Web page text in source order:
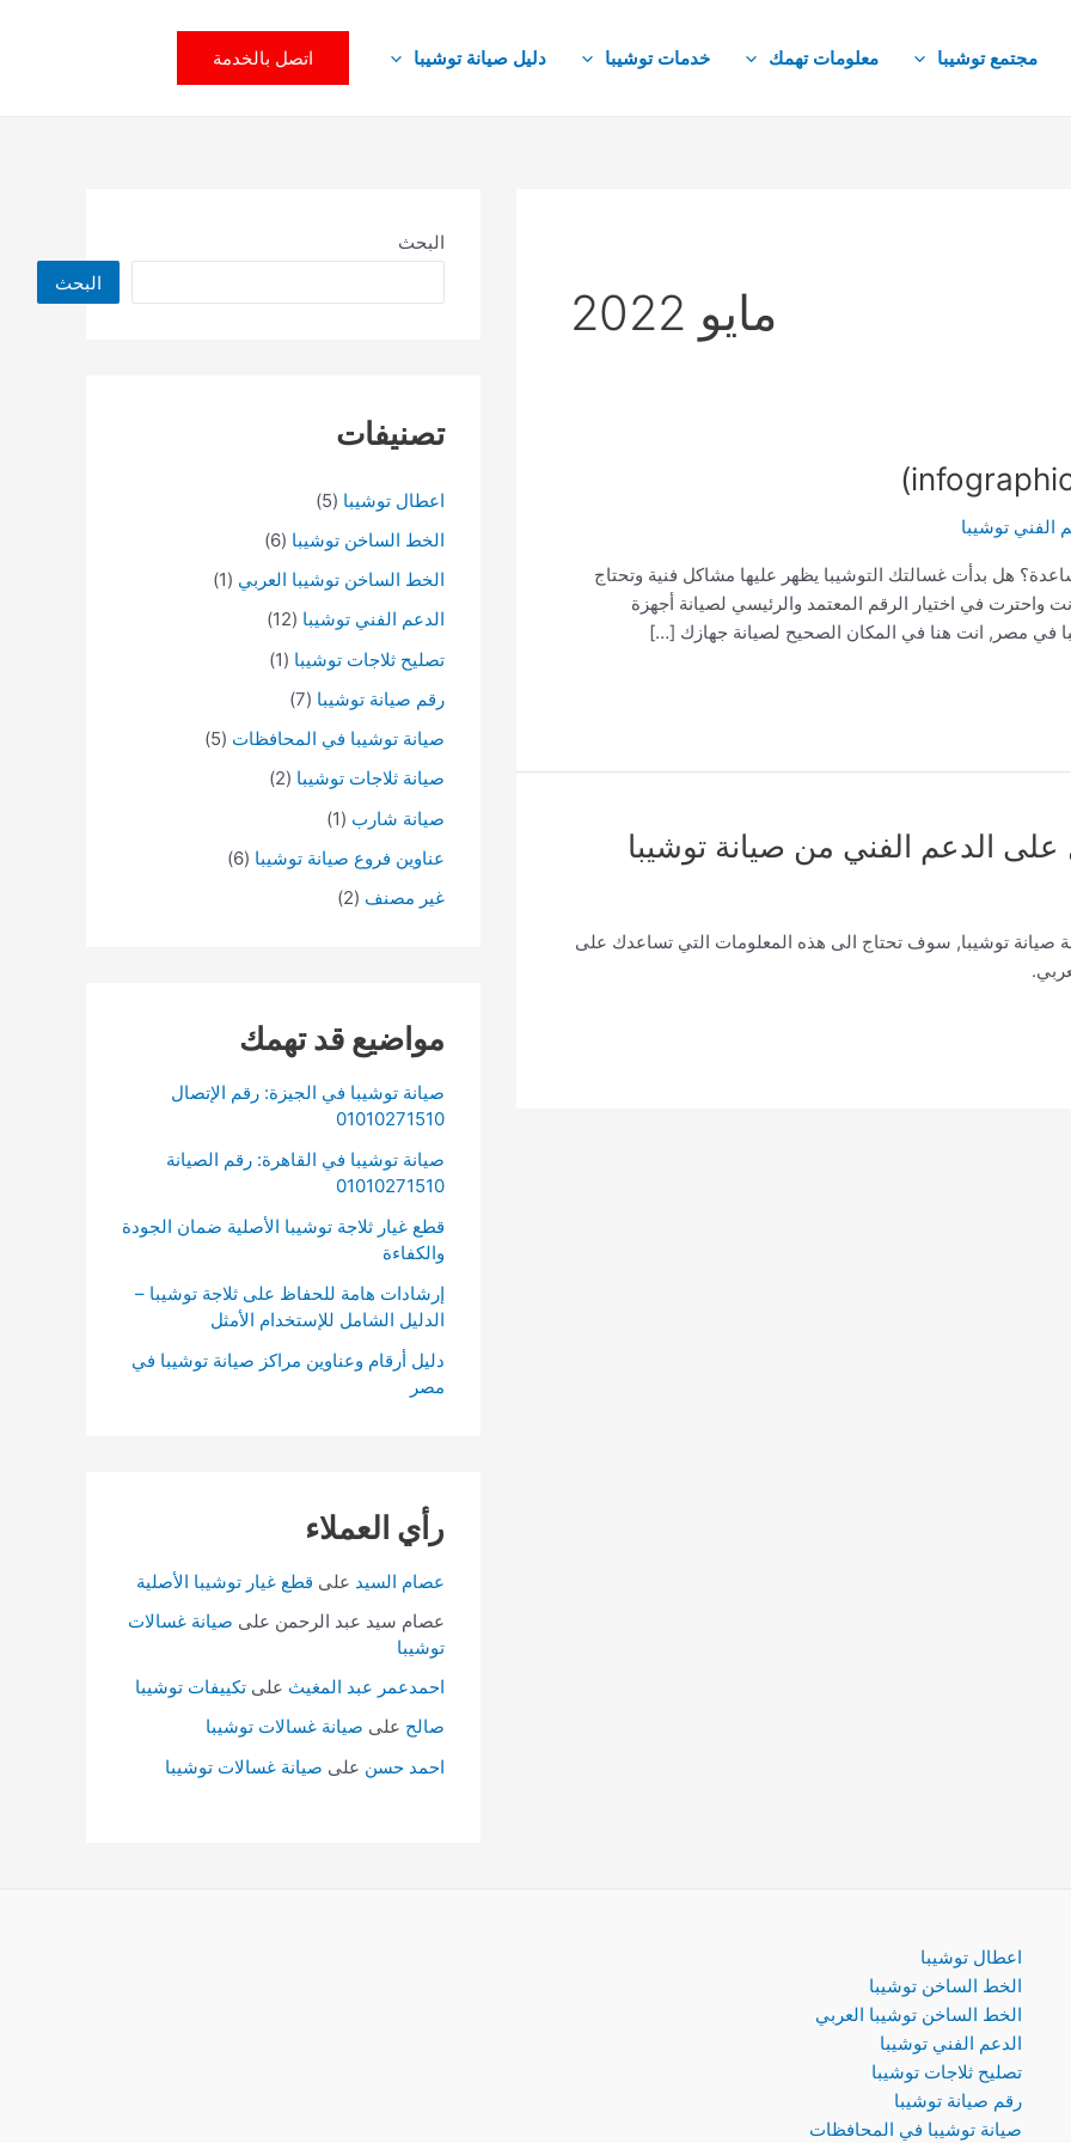
مجتمع توشيبا معلومات تهمك خدمات توشيبا دليل صيانة توشيبا اتصل بالخدمة
مايو 2022
الفني توشيبا
هل بدأت غسالتك التوشيبا يظهر عليها مشاكل فنية وتحتاج
واحترت في اختيار الرقم المعتمد والرئيسي لصيانة أجهزة
في مصر, انت هنا في المكان الصحيح لصيانة جهازك […]
توشيبا, سوف تحتاج الى هذه المعلومات التي تساعدك على
البحث
البحث
تصنيفات
اعطال توشيبا (5)
الخط الساخن توشيبا (6)
الخط الساخن توشيبا العربي (1)
الدعم الفني توشيبا (12)
تصليح ثلاجات توشيبا (1)
رقم صيانة توشيبا (7)
صيانة توشيبا في المحافظات (5)
صيانة ثلاجات توشيبا (2)
صيانة شارب (1)
عناوين فروع صيانة توشيبا (6)
غير مصنف (2)
مواضيع قد تهمك
صيانة توشيبا في الجيزة: رقم الإتصال
01010271510
صيانة توشيبا في القاهرة: رقم الصيانة
01010271510
قطع غيار ثلاجة توشيبا الأصلية ضمان الجودة
والكفاءة
إرشادات هامة للحفاظ على ثلاجة توشيبا –
الدليل الشامل للإستخدام الأمثل
دليل أرقام وعناوين مراكز صيانة توشيبا في
مصر
رأي العملاء
عصام السيد على قطع غيار توشيبا الأصلية
عصام سيد عبد الرحمن على صيانة غسالات
توشيبا
احمدعمر عبد المغيث على تكييفات توشيبا
صالح على صيانة غسالات توشيبا
احمد حسن على صيانة غسالات توشيبا
اعطال توشيبا
الخط الساخن توشيبا
الخط الساخن توشيبا العربي
الدعم الفني توشيبا
تصليح ثلاجات توشيبا
رقم صيانة توشيبا
صيانة توشيبا في المحافظات